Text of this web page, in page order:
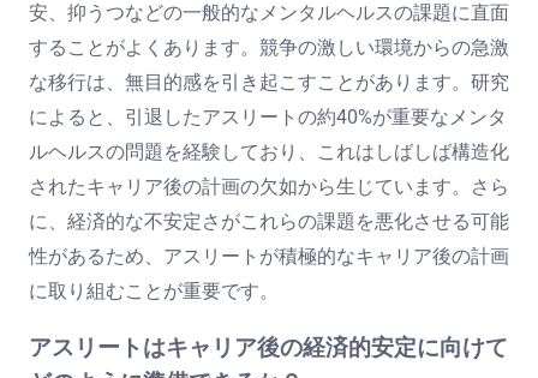
安、抑うつなどの一般的なメンタルヘルスの課題に直面
することがよくあります。競争の激しい環境からの急激
な移行は、無目的感を引き起こすことがあります。研究
によると、引退したアスリートの約40%が重要なメンタ
ルヘルスの問題を経験しており、これはしばしば構造化
されたキャリア後の計画の欠如から生じています。さら
に、経済的な不安定さがこれらの課題を悪化させる可能
性があるため、アスリートが積極的なキャリア後の計画
に取り組むことが重要です。
アスリートはキャリア後の経済的安定に向けて